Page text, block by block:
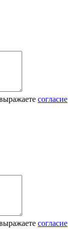
согласие
согласие